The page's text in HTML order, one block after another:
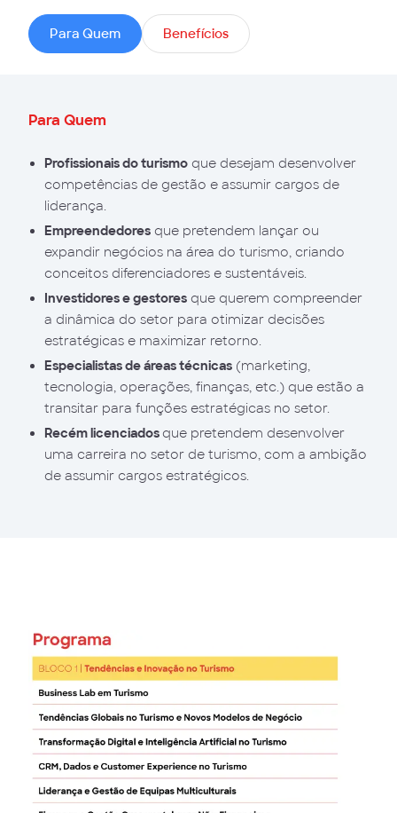
Para Quem Benefícios
Para Quem
Profissionais do turismo que desejam desenvolver
competências de gestão e assumir cargos de
liderança.
Empreendedores que pretendem lançar ou
expandir negócios na área do turismo, criando
conceitos diferenciadores e sustentáveis.
Investidores e gestores que querem compreender
a dinâmica do setor para otimizar decisões
estratégicas e maximizar retorno.
Especialistas de áreas técnicas (marketing,
tecnologia, operações, finanças, etc.) que estão a
transitar para funções estratégicas no setor.
Recém licenciadosque pretendem desenvolver
uma carreira no setor de turismo, com a ambição
de assumir cargos estratégicos.